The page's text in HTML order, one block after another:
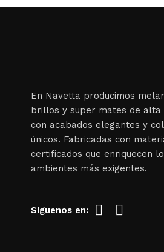
En Navetta producimos
brillos y super mates de alta
con acabados elegantes y
únicos. Fabricadas con
certificados que enriquecen
ambientes más exigentes.
Síguenos en: